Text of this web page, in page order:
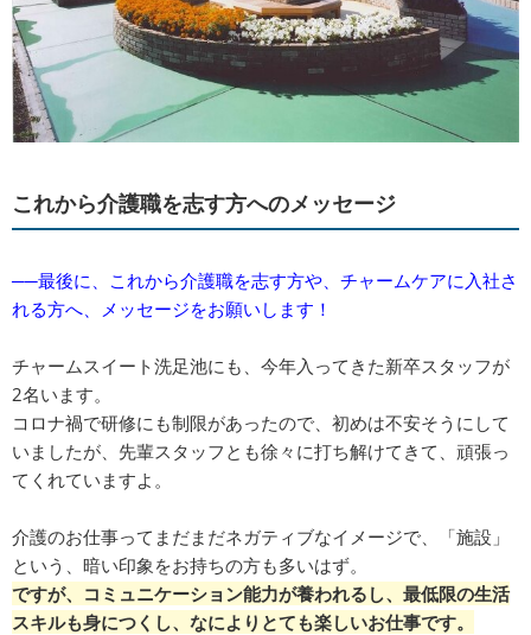
これから介護職を志す方へのメッセージ
──最後に、これから介護職を志す方や、チャームケアに入社さ
れる方へ、メッセージをお願いします！
チャームスイート洗足池にも、今年入ってきた新卒スタッフが
2名います。
コロナ禍で研修にも制限があったので、初めは不安そうにして
いましたが、先輩スタッフとも徐々に打ち解けてきて、頑張っ
てくれていますよ。
介護のお仕事ってまだまだネガティブなイメージで、「施設」
という、暗い印象をお持ちの方も多いはず。
ですが、コミュニケーション能力が養われるし、最低限の生活
スキルも身につくし、なによりとても楽しいお仕事です。